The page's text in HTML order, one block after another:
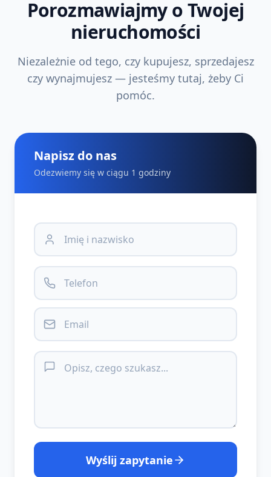
Porozmawiajmy o Twojej
nieruchomości
Niezależnie od tego, czy kupujesz, sprzedajesz
czy wynajmujesz — jesteśmy tutaj, żeby Ci
pomóc.
Napisz do nas
Odezwiemy się w ciągu 1 godziny
Wyślij zapytanie